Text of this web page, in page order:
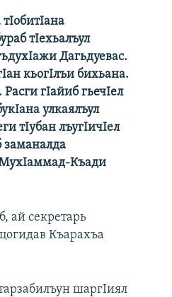
тIобитIана
тIехьалъул
Дагьдуевас.
кьогIлъи бихьана.
гIайиб гьечIел
улкаялъул
тIубан лъугIичIел
заманалда
МухIаммад-Къади
ай секретарь
Къарахъа
шаргIиял